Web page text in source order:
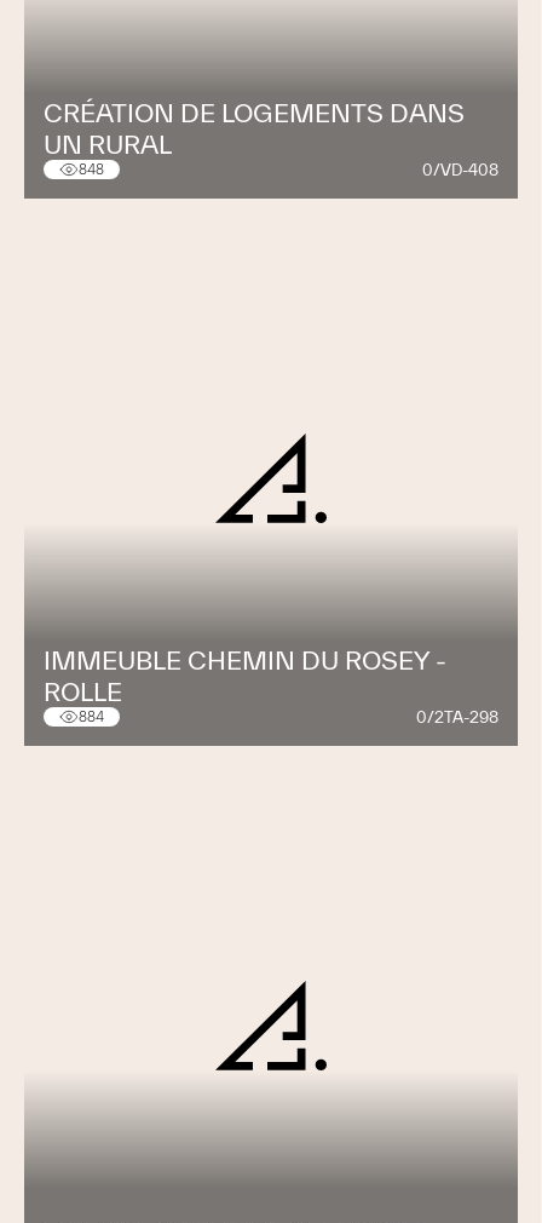
CRÉATION DE LOGEMENTS DANS
UN RURAL
848 0/VD-408
IMMEUBLE CHEMIN DU ROSEY -
ROLLE
884 0/2TA-298